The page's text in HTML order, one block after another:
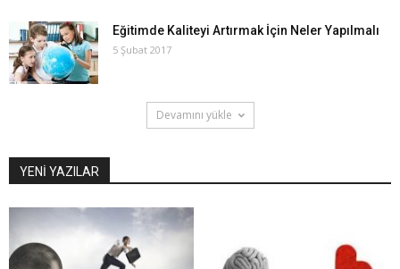
Eğitimde Kaliteyi Artırmak İçin Neler Yapılmalı
5 Şubat 2017
Devamını yükle
YENİ YAZILAR